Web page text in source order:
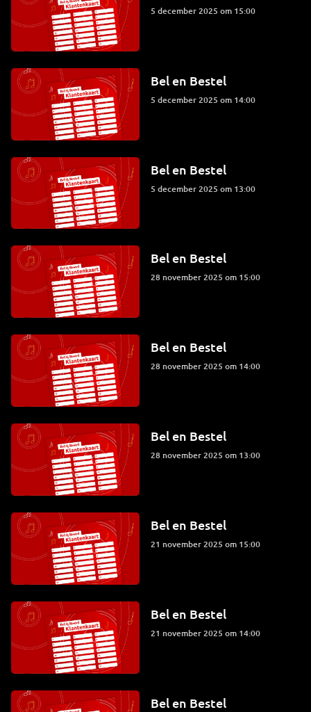
5 december 2025 om 15:00
Bel en Bestel
5 december 2025 om 14:00
Bel en Bestel
5 december 2025 om 13:00
Bel en Bestel
28 november 2025 om 15:00
Bel en Bestel
28 november 2025 om 14:00
Bel en Bestel
28 november 2025 om 13:00
Bel en Bestel
21 november 2025 om 15:00
Bel en Bestel
21 november 2025 om 14:00
Bel en Bestel